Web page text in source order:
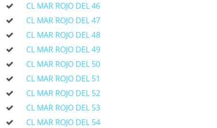
CL MAR ROJO DEL 46
CL MAR ROJO DEL 47
CL MAR ROJO DEL 48
CL MAR ROJO DEL 49
CL MAR ROJO DEL 50
CL MAR ROJO DEL 51
CL MAR ROJO DEL 52
CL MAR ROJO DEL 53
CL MAR ROJO DEL 54